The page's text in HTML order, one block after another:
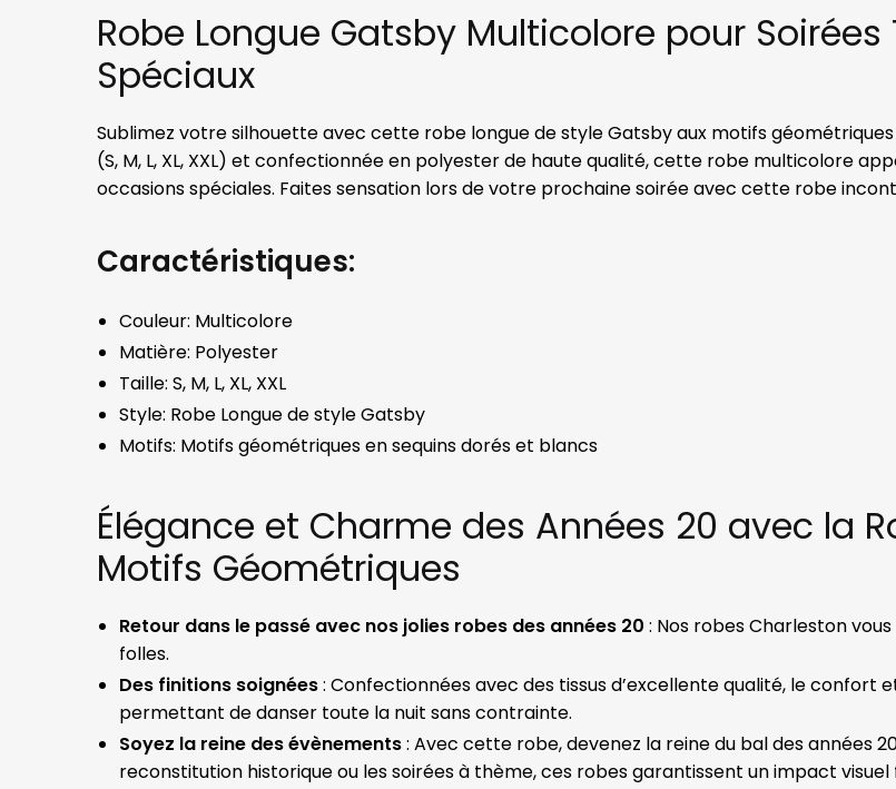
Robe Longue Gatsby Multicolore pour
Spéciaux
Sublimez votre silhouette avec cette robe longue de style Gatsby aux motifs
(S, M, L, XL, XXL) et confectionnée en polyester de haute qualité, cette robe multicolore
occasions spéciales. Faites sensation lors de votre prochaine soirée avec cette robe
Caractéristiques:
Couleur: Multicolore
Matière: Polyester
Taille: S, M, L, XL, XXL
Style: Robe Longue de style Gatsby
Motifs: Motifs géométriques en sequins dorés et blancs
Élégance et Charme des Années 20 avec la
Motifs Géométriques
Retour dans le passé avec nos jolies robes des années 20 : Nos robes Charleston
folles.
Des finitions soignées: Confectionnées avec des tissus d’excellente qualité, le confort
permettant de danser toute la nuit sans contrainte.
Soyez la reine des évènements: Avec cette robe, devenez la reine du bal des années
reconstitution historique ou les soirées à thème, ces robes garantissent un impact visuel